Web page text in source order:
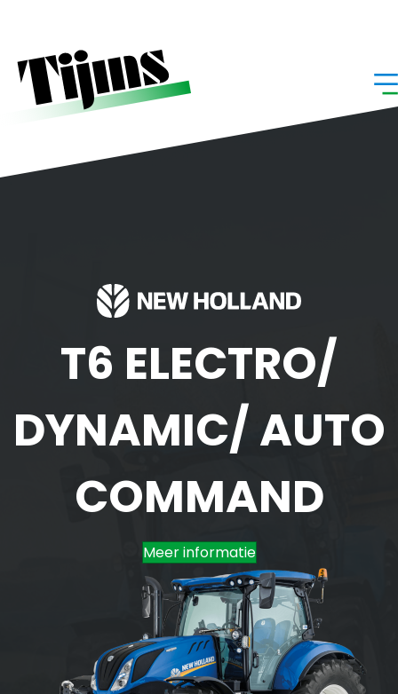
T6 ELECTRO/
DYNAMIC/ AUTO
COMMAND
Meer informatie